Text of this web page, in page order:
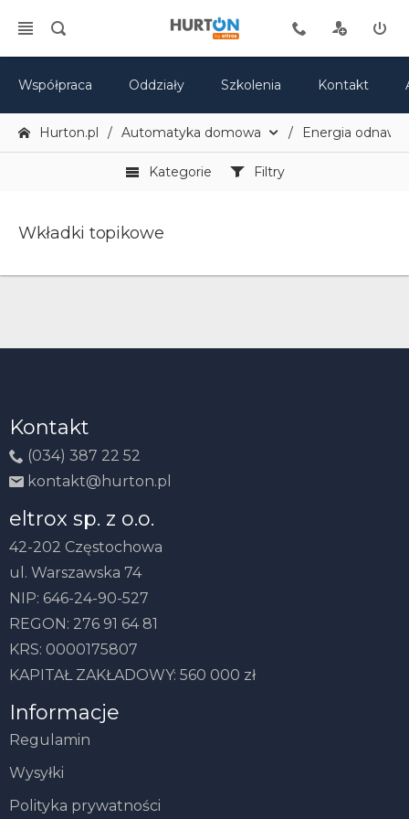
Współpraca Oddziały Szkolenia Kontakt
Hurton.pl Automatyka domowa Energia
Kategorie Filtry
Wkładki topikowe
Kontakt
(034) 387 22 52
kontakt@hurton.pl
eltrox sp. z o.o.
42-202 Częstochowa
ul. Warszawska 74
NIP: 646-24-90-527
REGON: 276 91 64 81
KRS: 0000175807
KAPITAŁ ZAKŁADOWY: 560 000 zł
Informacje
Regulamin
Wysyłki
Polityka prywatności